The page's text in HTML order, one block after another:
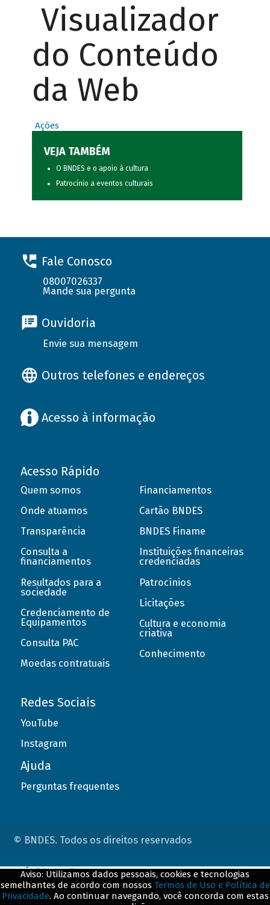
Visualizador
do Conteúdo
da Web
Ações
VEJA TAMBÉM
O BNDES e o apoio à cultura
Patrocínio a eventos culturais
Fale Conosco
08007026337
Mande sua pergunta
Ouvidoria
Envie sua mensagem
Outros telefones e endereços
Acesso à informação
Acesso Rápido
Quem somos
Onde atuamos
Transparência
Consulta a
financiamentos
Resultados para a
sociedade
Credenciamento de
Equipamentos
Consulta PAC
Moedas contratuais
Financiamentos
Cartão BNDES
BNDES Finame
Instituições financeiras
credenciadas
Patrocínios
Licitações
Cultura e economia
criativa
Conhecimento
Redes Sociais
YouTube
Instagram
Ajuda
Perguntas frequentes
© BNDES. Todos os direitos reservados
Aviso: Utilizamos dados pessoais, cookies e tecnologias
semelhantes de acordo com nossos Termos de Uso e Política de
Privacidade. Ao continuar navegando, você concorda com estas
ConteÃºdo complementar
${title}${badge}